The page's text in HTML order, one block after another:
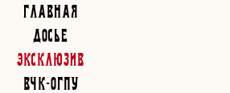
Главная
Досье
Эксклюзив
ВЧК-ОГПУ